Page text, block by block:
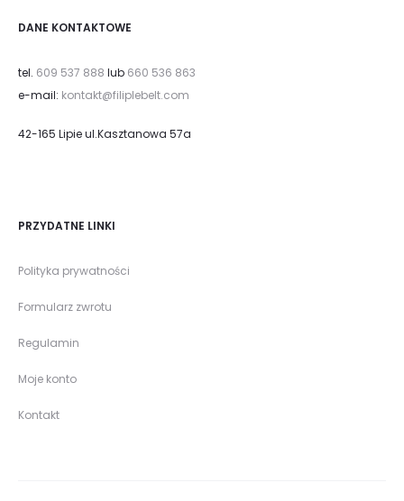
DANE KONTAKTOWE
tel. 609 537 888 lub 660 536 863
e-mail: kontakt@filiplebelt.com
42-165 Lipie ul.Kasztanowa 57a
PRZYDATNE LINKI
Polityka prywatności
Formularz zwrotu
Regulamin
Moje konto
Kontakt